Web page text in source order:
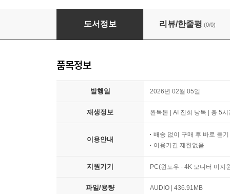
나는 당첨 없이 분양권으로 새 아파트 산다
도서정보 리뷰/한줄평 (0/0)
품목정보
발행일 2026년 02월 05일
재생정보 완독본 | AI 진희 낭독 | 총 5
이용안내
배송 없이 구매 후 바로 듣기
이용기간 제한없음
지원기기 PC(윈도우 - 4K 모니터 미지
파일/용량 AUDIO | 436.91MB